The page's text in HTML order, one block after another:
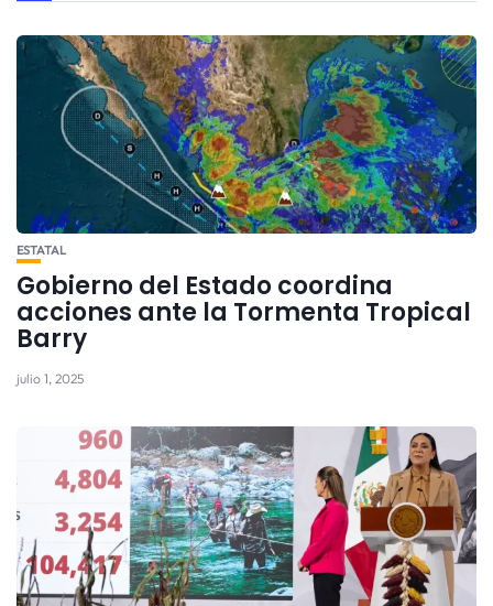
ESTATAL
Gobierno del Estado coordina
acciones ante la Tormenta Tropical
Barry
julio 1, 2025